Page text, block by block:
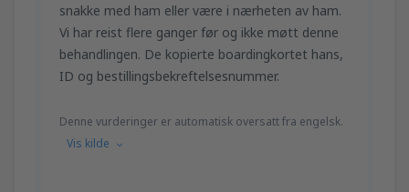
snakke med ham eller være i nærheten av ham.
Vi har reist flere ganger før og ikke møtt denne
behandlingen. De kopierte boardingkortet hans,
ID og bestillingsbekreftelsesnummer.
Denne vurderinger er automatisk oversatt fra engelsk.
Vis kilde